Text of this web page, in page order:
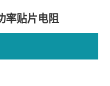
率贴片电阻